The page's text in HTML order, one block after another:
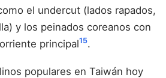
el undercut (lados rapados,
y los peinados coreanos con
principal15.
populares en Taiwán hoy